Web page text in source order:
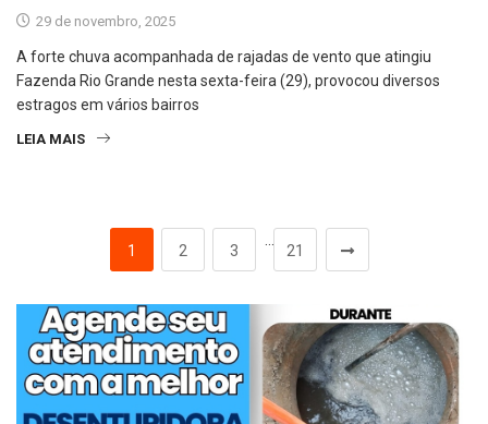
29 de novembro, 2025
A forte chuva acompanhada de rajadas de vento que atingiu
Fazenda Rio Grande nesta sexta-feira (29), provocou diversos
estragos em vários bairros
LEIA MAIS
1 2 3 21